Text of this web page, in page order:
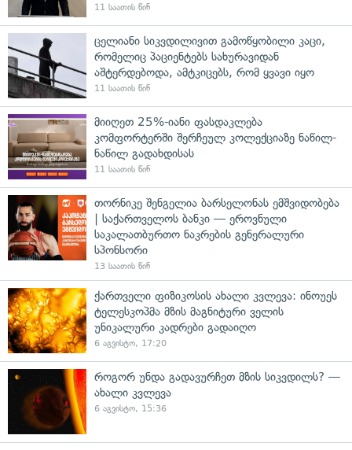
11 საათის წინ
ცელიანი სიკვდილივით გამოწყობილი კაცი,
რომელიც პაციენტებს სახურავიდან
აშტერდებოდა, ამტკიცებს, რომ ყვავი იყო
11 საათის წინ
მიიღეთ 25%-იანი ფასდაკლება
კომფორტერში შერჩეულ კოლექციაზე ნაწილ-
ნაწილ გადახდისას
11 საათის წინ
თორნიკე შენგელია ბარსელონას ემშვიდობება
| საქართველოს ბანკი — ეროვნული
საკალათბურთო ნაკრების გენერალური
სპონსორი
13 საათის წინ
ქართველი ფიზიკოსის ახალი კვლევა: ინოუეს
ტელესკოპმა მზის მაგნიტური ველის
უნიკალური კადრები გადაიღო
6 აგვისტო, 17:20
როგორ უნდა გადავურჩეთ მზის სიკვდილს? —
ახალი კვლევა
6 აგვისტო, 15:36